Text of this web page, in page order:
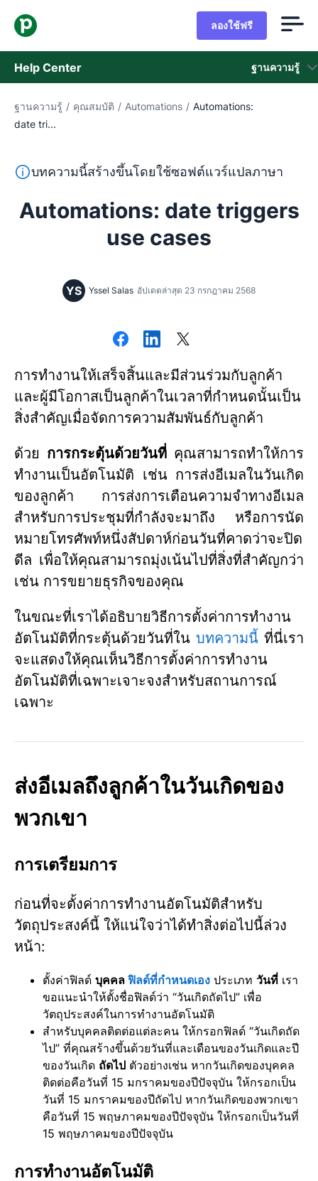
ลองใช้ฟรี
Help Center ฐานความรู้
ฐานความรู้
ติดต่อฝ่ายช่วยเหลือ
ฐานความรู้ / คุณสมบัติ / Automations / Automations:
date tri...
ข้อความนี้แปลจากภาษาอังกฤษโดยใช้ซอฟต์แวร์แปลภาษาแ
บทความนี้สร้างขึ้นโดยใช้ซอฟต์แวร์แปลภาษา
Automations: date triggers
use cases
YS Yssel Salas อัปเดตล่าสุด 23 กรกฎาคม 2568
การทำงานให้เสร็จสิ้นและมีส่วนร่วมกับลูกค้า
และผู้มีโอกาสเป็นลูกค้าในเวลาที่กำหนดนั้นเป็น
สิ่งสำคัญเมื่อจัดการความสัมพันธ์กับลูกค้า
ด้วย การกระตุ้นด้วยวันที่ คุณสามารถทำให้การ
ทำงานเป็นอัตโนมัติ เช่น การส่งอีเมลในวันเกิด
ของลูกค้า การส่งการเตือนความจำทางอีเมล
สำหรับการประชุมที่กำลังจะมาถึง หรือการนัด
หมายโทรศัพท์หนึ่งสัปดาห์ก่อนวันที่คาดว่าจะปิด
ดีล เพื่อให้คุณสามารถมุ่งเน้นไปที่สิ่งที่สำคัญกว่า
เช่น การขยายธุรกิจของคุณ
ในขณะที่เราได้อธิบายวิธีการตั้งค่าการทำงาน
อัตโนมัติที่กระตุ้นด้วยวันที่ใน บทความนี้ ที่นี่เรา
จะแสดงให้คุณเห็นวิธีการตั้งค่าการทำงาน
อัตโนมัติที่เฉพาะเจาะจงสำหรับสถานการณ์
เฉพาะ
ส่งอีเมลถึงลูกค้าในวันเกิดของ
พวกเขา
การเตรียมการ
ก่อนที่จะตั้งค่าการทำงานอัตโนมัติสำหรับ
วัตถุประสงค์นี้ ให้แน่ใจว่าได้ทำสิ่งต่อไปนี้ล่วง
หน้า:
ตั้งค่าฟิลด์ บุคคล ฟิลด์ที่กำหนดเอง ประเภท วันที่ เรา
ขอแนะนำให้ตั้งชื่อฟิลด์ว่า “วันเกิดถัดไป” เพื่อ
วัตถุประสงค์ในการทำงานอัตโนมัติ
สำหรับบุคคลติดต่อแต่ละคน ให้กรอกฟิลด์ “วันเกิดถัด
ไป” ที่คุณสร้างขึ้นด้วยวันที่และเดือนของวันเกิดและปี
ของวันเกิด ถัดไป ตัวอย่างเช่น หากวันเกิดของบุคคล
ติดต่อคือวันที่ 15 มกราคมของปีปัจจุบัน ให้กรอกเป็น
วันที่ 15 มกราคมของปีถัดไป หากวันเกิดของพวกเขา
คือวันที่ 15 พฤษภาคมของปีปัจจุบัน ให้กรอกเป็นวันที่
15 พฤษภาคมของปีปัจจุบัน
การทำงานอัตโนมัติ